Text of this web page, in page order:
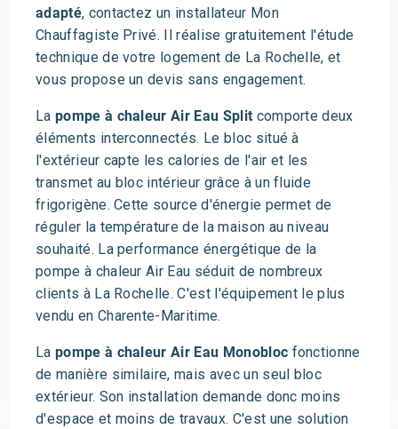
adapté, contactez un installateur Mon
Chauffagiste Privé. Il réalise gratuitement l'étude
technique de votre logement de La Rochelle, et
vous propose un devis sans engagement.
La pompe à chaleur Air Eau Split comporte deux
éléments interconnectés. Le bloc situé à
l'extérieur capte les calories de l'air et les
transmet au bloc intérieur grâce à un fluide
frigorigène. Cette source d'énergie permet de
réguler la température de la maison au niveau
souhaité. La performance énergétique de la
pompe à chaleur Air Eau séduit de nombreux
clients à La Rochelle. C'est l'équipement le plus
vendu en Charente-Maritime.
La pompe à chaleur Air Eau Monobloc fonctionne
de manière similaire, mais avec un seul bloc
extérieur. Son installation demande donc moins
d'espace et moins de travaux. C'est une solution